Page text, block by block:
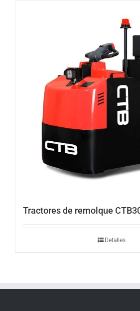
Tractores de remolque
Detalles